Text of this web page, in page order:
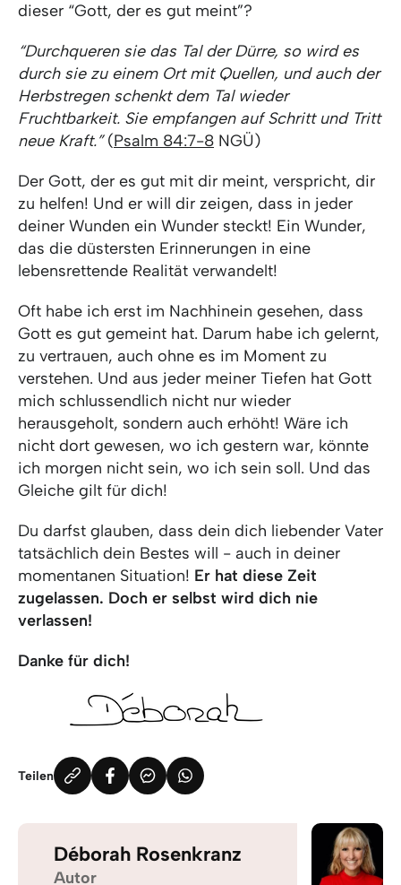
dieser “Gott, der es gut meint”?
“Durchqueren sie das Tal der Dürre, so wird es
durch sie zu einem Ort mit Quellen, und auch der
Herbstregen schenkt dem Tal wieder
Fruchtbarkeit. Sie empfangen auf Schritt und Tritt
neue Kraft.”(Psalm 84:7-8 NGÜ)
Der Gott, der es gut mit dir meint, verspricht, dir
zu helfen! Und er will dir zeigen, dass in jeder
deiner Wunden ein Wunder steckt! Ein Wunder,
das die düstersten Erinnerungen in eine
lebensrettende Realität verwandelt!
Oft habe ich erst im Nachhinein gesehen, dass
Gott es gut gemeint hat. Darum habe ich gelernt,
zu vertrauen, auch ohne es im Moment zu
verstehen. Und aus jeder meiner Tiefen hat Gott
mich schlussendlich nicht nur wieder
herausgeholt, sondern auch erhöht! Wäre ich
nicht dort gewesen, wo ich gestern war, könnte
ich morgen nicht sein, wo ich sein soll. Und das
Gleiche gilt für dich!
Du darfst glauben, dass dein dich liebender Vater
tatsächlich dein Bestes will - auch in deiner
momentanen Situation! Er hat diese Zeit
zugelassen. Doch er selbst wird dich nie
verlassen!
Danke für dich!
Teilen
Déborah Rosenkranz
Autor